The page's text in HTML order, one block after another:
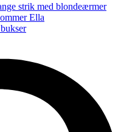
strik med blondeærmer
Ella